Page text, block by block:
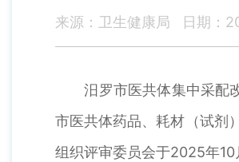
来源：卫生健康局 日期：
汨罗市医共体集中采配改
市医共体药品、耗材（试剂
组织评审委员会于2025年10